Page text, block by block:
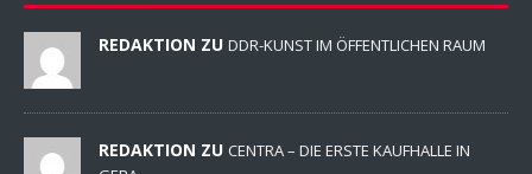
REDAKTION ZU DDR-KUNST IM ÖFFENTLICHEN RAUM
REDAKTION ZU CENTRA – DIE ERSTE KAUFHALLE IN